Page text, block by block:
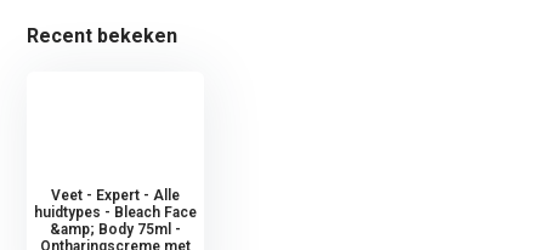
Recent bekeken
Veet - Expert - Alle
huidtypes - Bleach Face
&amp; Body 75ml -
Ontharingscreme met